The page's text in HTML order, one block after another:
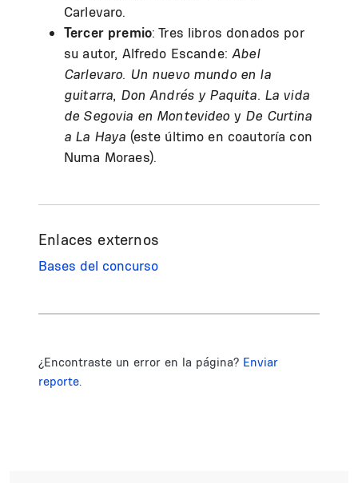
Carlevaro.
Tercer premio: Tres libros donados por
su autor, Alfredo Escande: Abel
Carlevaro. Un nuevo mundo en la
guitarra, Don Andrés y Paquita. La vida
de Segovia en Montevideo y De Curtina
a La Haya (este último en coautoría con
Numa Moraes).
Enlaces externos
Bases del concurso
¿Encontraste un error en la página? Enviar
reporte.